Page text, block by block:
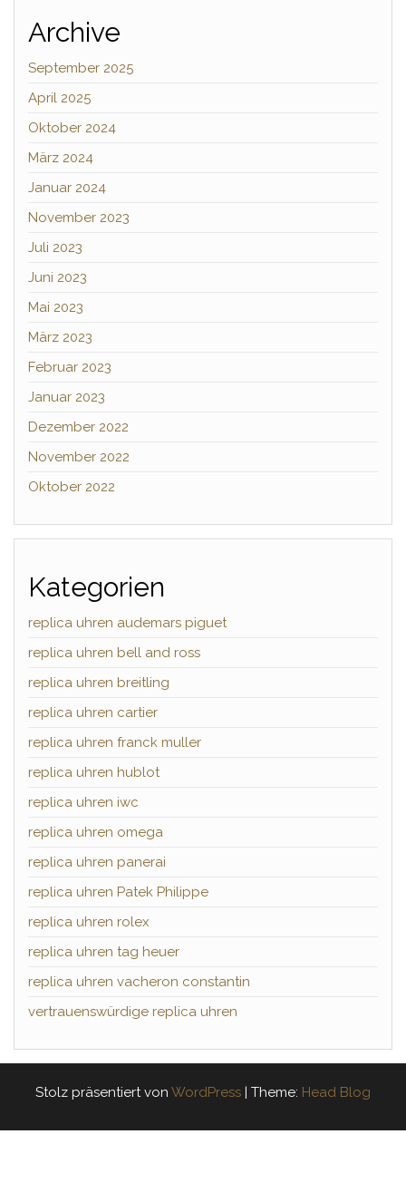
Archive
September 2025
April 2025
Oktober 2024
März 2024
Januar 2024
November 2023
Juli 2023
Juni 2023
Mai 2023
März 2023
Februar 2023
Januar 2023
Dezember 2022
November 2022
Oktober 2022
Kategorien
replica uhren audemars piguet
replica uhren bell and ross
replica uhren breitling
replica uhren cartier
replica uhren franck muller
replica uhren hublot
replica uhren iwc
replica uhren omega
replica uhren panerai
replica uhren Patek Philippe
replica uhren rolex
replica uhren tag heuer
replica uhren vacheron constantin
vertrauenswürdige replica uhren
Stolz präsentiert von WordPress | Theme: Head Blog